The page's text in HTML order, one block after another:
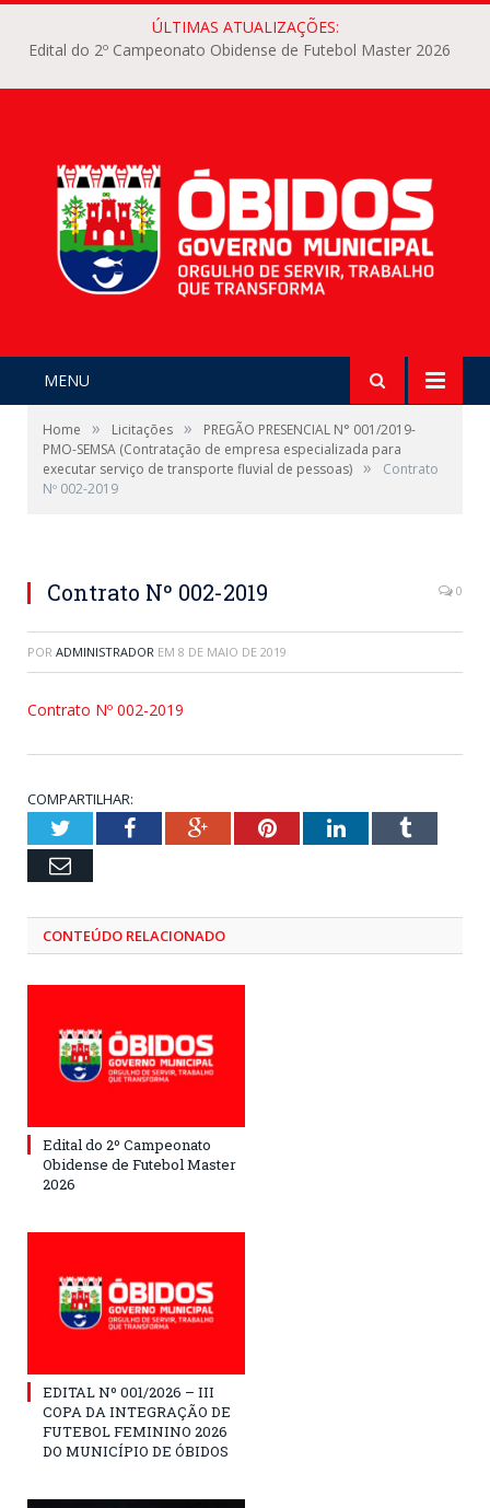
ÚLTIMAS ATUALIZAÇÕES:
Edital do 2º Campeonato Obidense de Futebol Master 2026
MENU
Home » Licitações »
PREGÃO PRESENCIAL N° 001/2019-
PMO-SEMSA (Contratação de empresa especializada para
executar serviço de transporte fluvial de pessoas) »
Contrato
Nº 002-2019
Contrato Nº 002-2019 0
POR ADMINISTRADOR EM 8 DE MAIO DE 2019
Contrato Nº 002-2019
COMPARTILHAR:
TwitterFacebookGoogle+PinterestLinkedInTumblr
Email
CONTEÚDO RELACIONADO
Edital do 2º Campeonato
Obidense de Futebol Master
2026
EDITAL Nº 001/2026 – III
COPA DA INTEGRAÇÃO DE
FUTEBOL FEMININO 2026
DO MUNICÍPIO DE ÓBIDOS